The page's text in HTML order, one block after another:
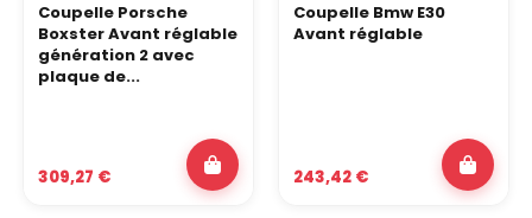
Coupelle Porsche
Boxster Avant réglable
génération 2 avec
plaque de...
309,27 €
Coupelle Bmw E30
Avant réglable
243,42 €